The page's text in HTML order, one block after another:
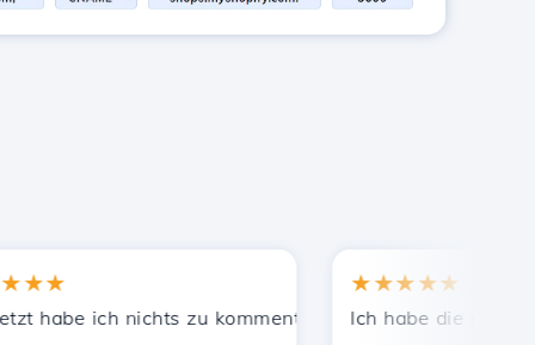
empfohlen.
Unterstützung!
ich nichts zu kommentieren, nur um zu schätzen.
★★★★★
Ich habe die richtige